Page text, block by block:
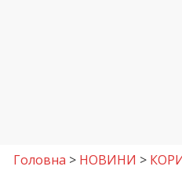
Головна > НОВИНИ >